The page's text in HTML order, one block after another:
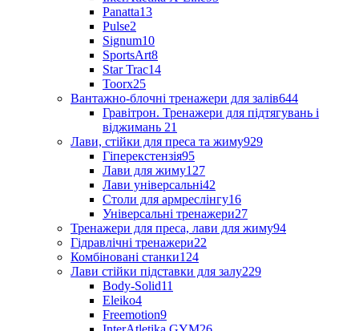
Panatta13
Pulse2
Signum10
SportsArt8
Star Trac14
Toorx25
Вантажно-блочні тренажери для залів644
Гравітрон. Тренажери для підтягувань і
віджимань 21
Лави, стійки для преса та жиму929
Гіперекстензія95
Лави для жиму127
Лави універсальні42
Столи для армреслінгу16
Універсальні тренажери27
Тренажери для преса, лави для жиму94
Гідравлічні тренажери22
Комбіновані станки124
Лави стійки підставки для залу229
Body-Solid11
Eleiko4
Freemotion9